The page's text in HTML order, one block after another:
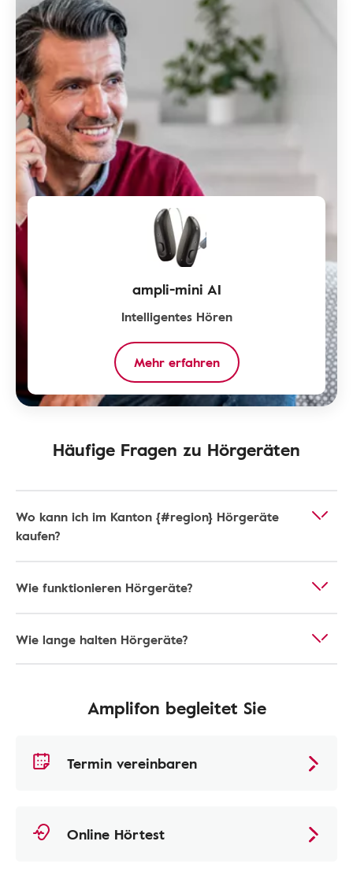
ampli-mini AI
Intelligentes Hören
Mehr erfahren
Häufige Fragen zu Hörgeräten
Wo kann ich im Kanton {#region} Hörgeräte
kaufen?
Wie funktionieren Hörgeräte?
Wie lange halten Hörgeräte?
Amplifon begleitet Sie
Termin vereinbaren
Online Hörtest